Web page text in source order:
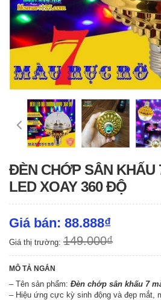
ĐÈN CHỚP SÂN KHẤU
LED XOAY 360 ĐỘ
Giá bán: 88.888₫
Giá thị trường: 149.000₫
MÔ TẢ NGẮN
– Tên sản phẩm: Đèn chớp sân khấu 7
– Hiệu ứng cực kỳ sinh động và đẹp mắt,